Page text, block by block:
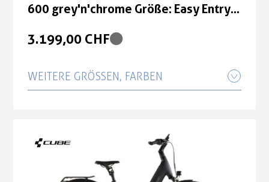
600 grey'n'chrome Größe: Easy Entry
3.199,00 CHF
WEITERE GRÖSSEN, FARBEN
50 cm
3.199,00 CHF